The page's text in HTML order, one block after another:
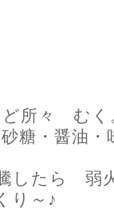
所々 むく
糖・醤油・
したら 弱
り～♪